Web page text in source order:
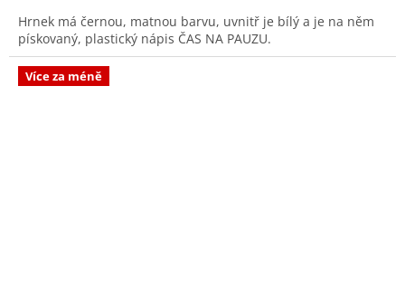
Hrnek má černou, matnou barvu, uvnitř je bílý a je na něm
pískovaný, plastický nápis ČAS NA PAUZU.
Více za méně